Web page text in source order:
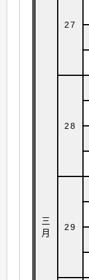
三
月
27
28
29